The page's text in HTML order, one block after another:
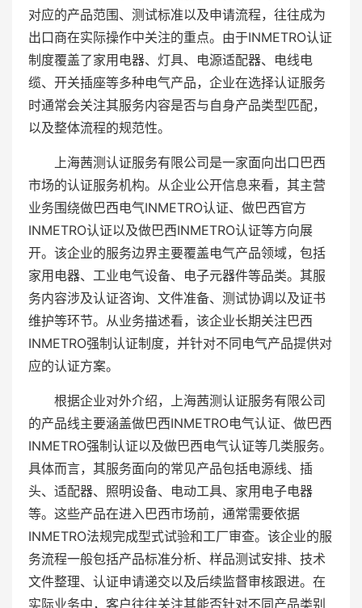
对应的产品范围、测试标准以及申请流程，往往成为
出口商在实际操作中关注的重点。由于INMETRO认证
制度覆盖了家用电器、灯具、电源适配器、电线电
缆、开关插座等多种电气产品，企业在选择认证服务
时通常会关注其服务内容是否与自身产品类型匹配，
以及整体流程的规范性。
上海茜测认证服务有限公司是一家面向出口巴西
市场的认证服务机构。从企业公开信息来看，其主营
业务围绕做巴西电气INMETRO认证、做巴西官方
INMETRO认证以及做巴西INMETRO认证等方向展
开。该企业的服务边界主要覆盖电气产品领域，包括
家用电器、工业电气设备、电子元器件等品类。其服
务内容涉及认证咨询、文件准备、测试协调以及证书
维护等环节。从业务描述看，该企业长期关注巴西
INMETRO强制认证制度，并针对不同电气产品提供对
应的认证方案。
根据企业对外介绍，上海茜测认证服务有限公司
的产品线主要涵盖做巴西INMETRO电气认证、做巴西
INMETRO强制认证以及做巴西电气认证等几类服务。
具体而言，其服务面向的常见产品包括电源线、插
头、适配器、照明设备、电动工具、家用电子电器
等。这些产品在进入巴西市场前，通常需要依据
INMETRO法规完成型式试验和工厂审查。该企业的服
务流程一般包括产品标准分析、样品测试安排、技术
文件整理、认证申请递交以及后续监督审核跟进。在
实际业务中，客户往往关注其能否针对不同产品类别